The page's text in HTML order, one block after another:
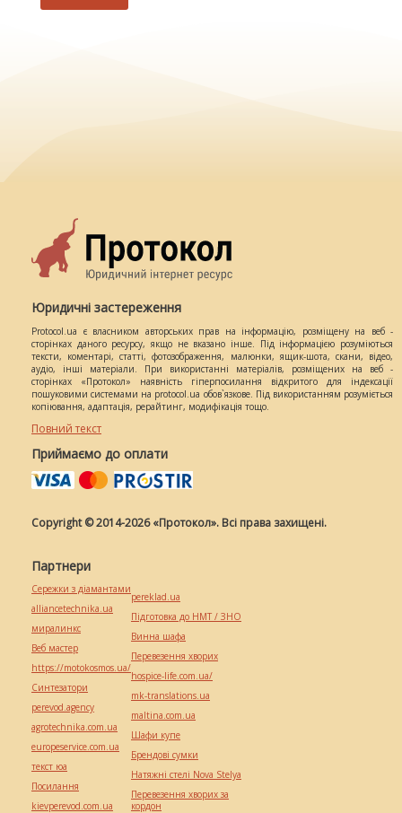
Юридичні застереження
Protocol.ua є власником авторських прав на інформацію, розміщену на веб -
сторінках даного ресурсу, якщо не вказано інше. Під інформацією розуміються
тексти, коментарі, статті, фотозображення, малюнки, ящик-шота, скани, відео,
аудіо, інші матеріали. При використанні матеріалів, розміщених на веб -
сторінках «Протокол» наявність гіперпосилання відкритого для індексації
пошуковими системами на protocol.ua обов`язкове. Під використанням розуміється
копіювання, адаптація, рерайтинг, модифікація тощо.
Повний текст
Приймаємо до оплати
Copyright © 2014-2026 «Протокол». Всі права захищені.
Партнери
Сережки з діамантами
alliancetechnika.ua
миралинкс
Веб мастер
https://motokosmos.ua/
Синтезатори
perevod.agency
agrotechnika.com.ua
europeservice.com.ua
текст юа
Посилання
kievperevod.com.ua
pereklad.ua
Підготовка до НМТ / ЗНО
Винна шафа
Перевезення хворих
hospice-life.com.ua/
mk-translations.ua
maltina.com.ua
Шафи купе
Брендові сумки
Натяжні стелі Nova Stelya
Перевезення хворих за
кордон